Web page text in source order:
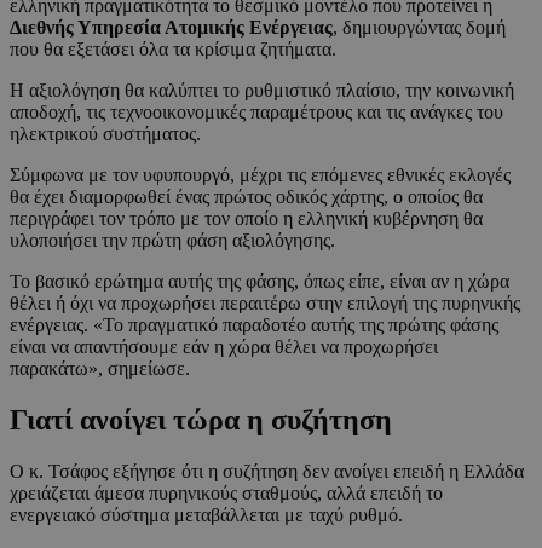
ελληνική πραγματικότητα το θεσμικό μοντέλο που προτείνει η
Διεθνής Υπηρεσία Ατομικής Ενέργειας, δημιουργώντας δομή
που θα εξετάσει όλα τα κρίσιμα ζητήματα.
Η αξιολόγηση θα καλύπτει το ρυθμιστικό πλαίσιο, την κοινωνική
αποδοχή, τις τεχνοοικονομικές παραμέτρους και τις ανάγκες του
ηλεκτρικού συστήματος.
Σύμφωνα με τον υφυπουργό, μέχρι τις επόμενες εθνικές εκλογές
θα έχει διαμορφωθεί ένας πρώτος οδικός χάρτης, ο οποίος θα
περιγράφει τον τρόπο με τον οποίο η ελληνική κυβέρνηση θα
υλοποιήσει την πρώτη φάση αξιολόγησης.
Το βασικό ερώτημα αυτής της φάσης, όπως είπε, είναι αν η χώρα
θέλει ή όχι να προχωρήσει περαιτέρω στην επιλογή της πυρηνικής
ενέργειας. «Το πραγματικό παραδοτέο αυτής της πρώτης φάσης
είναι να απαντήσουμε εάν η χώρα θέλει να προχωρήσει
παρακάτω», σημείωσε.
Γιατί ανοίγει τώρα η συζήτηση
Ο κ. Τσάφος εξήγησε ότι η συζήτηση δεν ανοίγει επειδή η Ελλάδα
χρειάζεται άμεσα πυρηνικούς σταθμούς, αλλά επειδή το
ενεργειακό σύστημα μεταβάλλεται με ταχύ ρυθμό.